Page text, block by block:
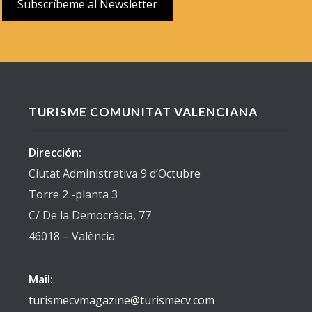
TURISME COMUNITAT VALENCIANA
Dirección:
Ciutat Administrativa 9 d’Octubre
Torre 2 -planta 3
C/ De la Democràcia, 77
46018 – València
Mail:
turismecvmagazine@turismecv.com